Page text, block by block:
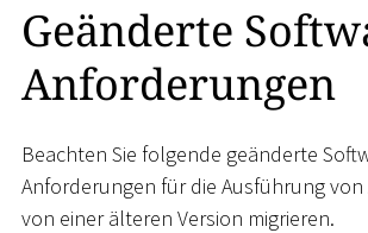
Geänderte
Anforderungen
Beachten Sie folgende geänderte
Anforderungen für die Ausführung von
von einer älteren Version migrieren.